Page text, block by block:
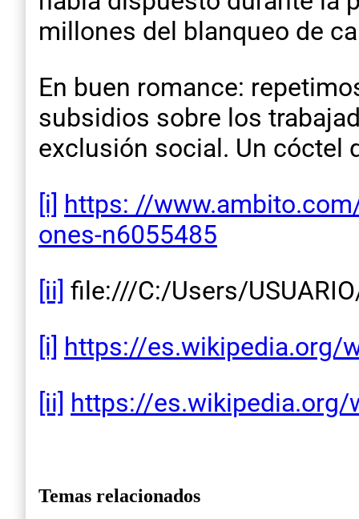
millones del blanqueo de
En buen romance:
subsidios sobre los
exclusión social. Un cóctel
[i] https: //
ones-n6055485
[ii] file:///C:/Users/
[i] https://es.wikipedia.org/
[ii] https://es.wikipedia.org/
Temas relacionados